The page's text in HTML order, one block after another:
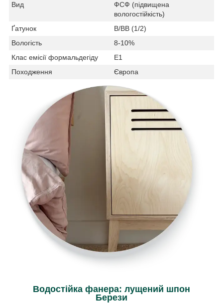
Вид
ФСФ (підвищена
вологостійкість)
Ґатунок
В/ВВ (1/2)
Вологість
8-10%
Клас емісії формальдегіду
Е1
Походження
Європа
Водостійка фанера: лущений шпон
Берези